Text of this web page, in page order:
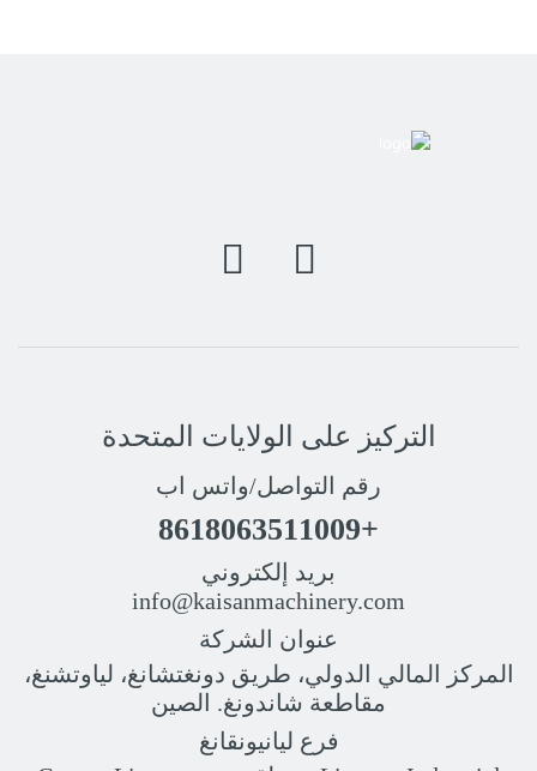
التركيز على الولايات المتحدة
رقم التواصل/واتس اب
+8618063511009
بريد إلكتروني
info@kaisanmachinery.com
عنوان الشركة
المركز المالي الدولي، طريق دونغتشانغ، لياوتشنغ،
مقاطعة شاندونغ. الصين
فرع ليانيونقانغ